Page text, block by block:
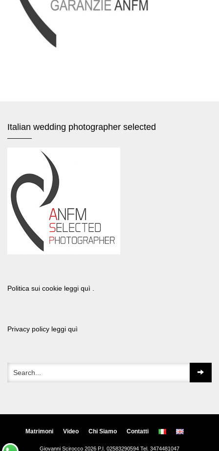
Italian wedding photographer selected
Politica sui cookie leggi quì .
Privacy policy leggi quì
Matrimoni Video Chi Siamo Contatti
Giovanni Scirocco 2026 P.I. 02583290594 Tel. 3474481047